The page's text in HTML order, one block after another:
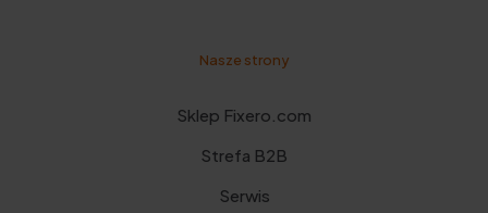
Nasze strony
Sklep Fixero.com
Strefa B2B
Serwis